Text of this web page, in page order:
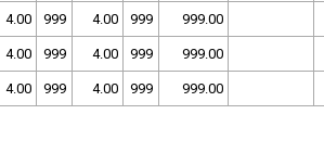
4.00 999 4.00 999 999.00
4.00 999 4.00 999 999.00
4.00 999 4.00 999 999.00